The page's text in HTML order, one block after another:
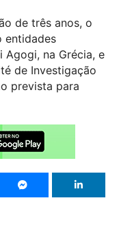
de três anos, o
entidades
Agogi, na Grécia, e
de Investigação
prevista para